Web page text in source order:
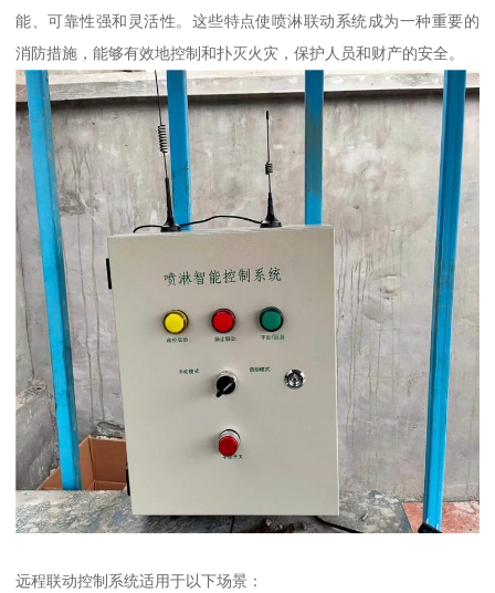
能、可靠性强和灵活性。这些特点使喷淋联动系统成为一种重要的
消防措施，能够有效地控制和扑灭火灾，保护人员和财产的安全。
远程联动控制系统适用于以下场景：